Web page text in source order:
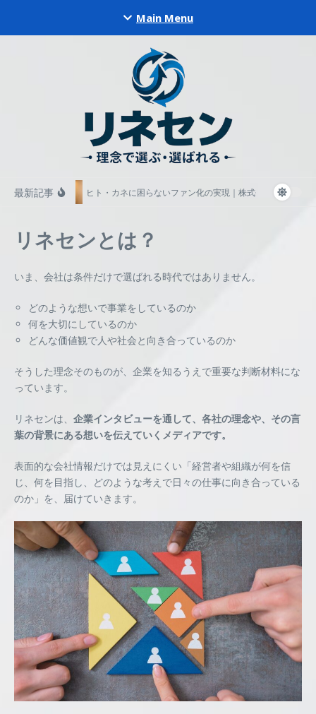
Main Menu
最新記事 ヒト・カネに困らないファン化の実現｜株式会社ESSEOTIA
リネセンとは？
いま、会社は条件だけで選ばれる時代ではありません。
どのような想いで事業をしているのか
何を大切にしているのか
どんな価値観で人や社会と向き合っているのか
そうした理念そのものが、企業を知るうえで重要な判断材料にな
っています。
リネセンは、 企業インタビューを通して、各社の理念や、その言
葉の背景にある想いを伝えていくメディアです。
表面的な会社情報だけでは見えにくい「経営者や組織が何を信
じ、何を目指し、どのような考えで日々の仕事に向き合っている
のか」を、届けていきます。